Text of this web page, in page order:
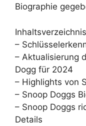
Biographie
–
– Aktualisierung
Dogg für 2024
– Highlights von
– Snoop Doggs
– Snoop Doggs
Details